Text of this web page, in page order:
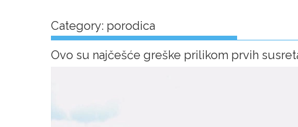
Category: porodica
Ovo su najčešće greške prilikom prvih